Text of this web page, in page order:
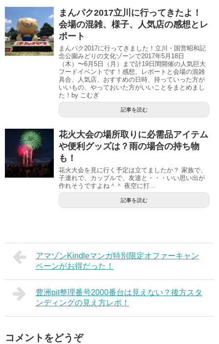
まんパク2017立川に行ってきたよ！
会場の混雑、様子、人気店の感想とレ
ポート
まんパク2017に行ってきました！立川・国営昭和記
念公園みどりの文化ゾーンで2017年5月18日
（木）〜6月5日（月）まで計19日間開催の人気巨大
フードイベントです！感想、レポートと会場の混雑
具合、人気店、おすすめの日時、持っていった方が
いいもの、やっておいた方がいいことをまとめまし
た！by こむぎ
記事を読む
花火大会の場所取りに必需品アイテム
や便利グッズは？雨の場合の持ち物
も！
花火大会を見に行く予定は立てましたか？ 家族で、
子連れで、カップルで、友達と・・・いい思い出が
作れそうですよね＾＾ 夜空に打...
記事を読む
アマゾンKindleマンガ特別限定オファーキャン
ペーンがお得だった！
豊洲pit整理番号2000番台は見えない？後方スタ
ンディングの見え方レポ！
コメントをどうぞ